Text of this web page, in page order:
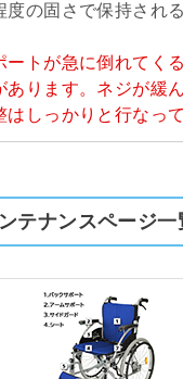
度の固さで保持され
トが急に倒れてく
あります。ネジが緩
はしっかりと行なっ
テナンスページ一